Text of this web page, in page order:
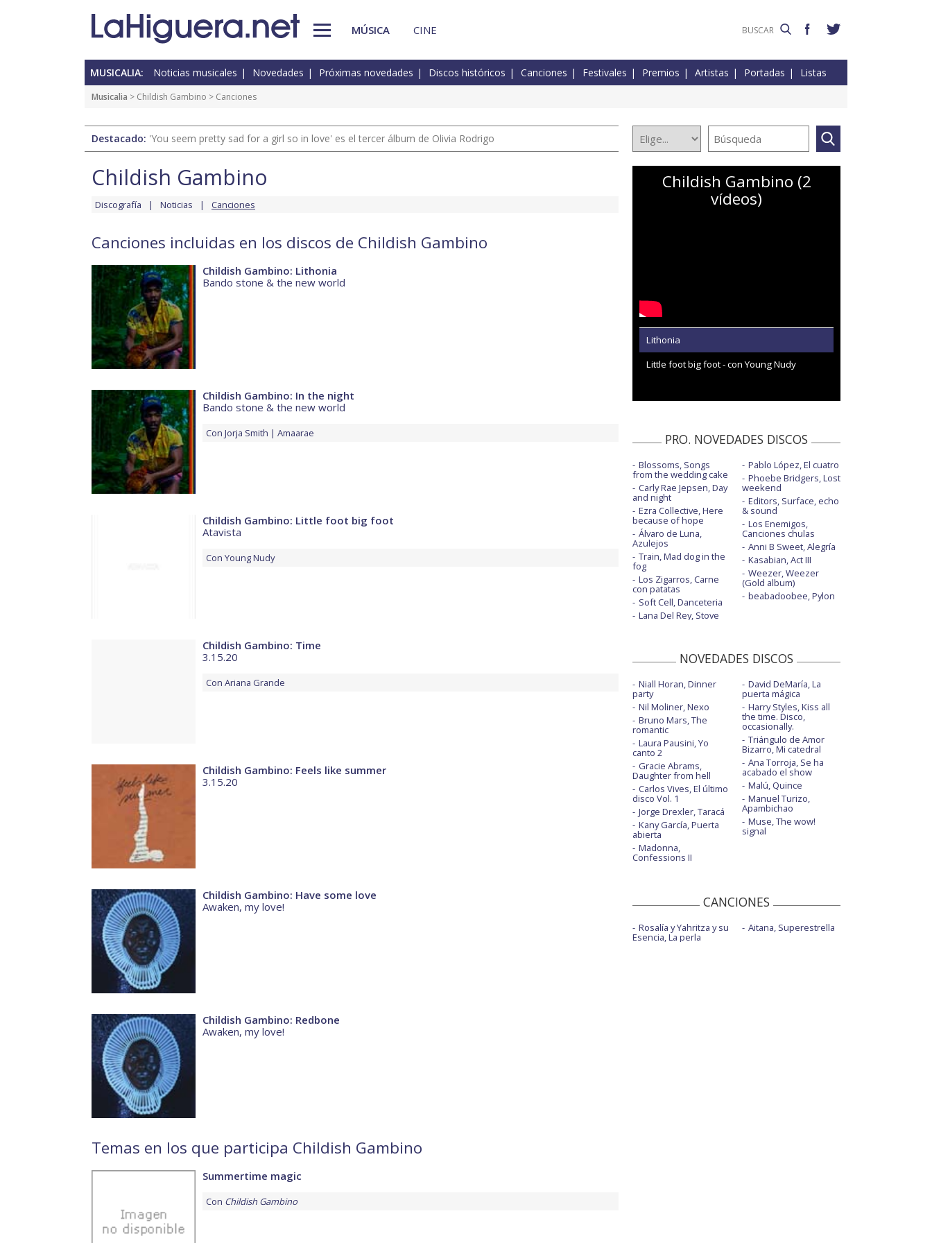
MÚSICA CINE
MUSICALIA: Noticias musicales Novedades Próximas novedades Discos históricos Canciones Festivales Premios Artistas Portadas Listas
Musicalia > Childish Gambino > Canciones
Destacado: 'You seem pretty sad for a girl so in love' es el tercer álbum de Olivia Rodrigo
Childish Gambino
Discografía Noticias Canciones
Canciones incluidas en los discos de Childish Gambino
Childish Gambino: Lithonia
Bando stone & the new world
Childish Gambino: In the night
Bando stone & the new world
Con Jorja Smith Amaarae
Childish Gambino: Little foot big foot
Atavista
Con Young Nudy
Childish Gambino: Time
3.15.20
Con Ariana Grande
Childish Gambino: Feels like summer
3.15.20
Childish Gambino: Have some love
Awaken, my love!
Childish Gambino: Redbone
Awaken, my love!
Temas en los que participa Childish Gambino
Summertime magic
Con Childish Gambino
Childish Gambino (2
vídeos)
Lithonia
Little foot big foot - con Young Nudy
PRO. NOVEDADES DISCOS
Blossoms, Songs
from the wedding cake
Carly Rae Jepsen, Day
and night
Ezra Collective, Here
because of hope
Álvaro de Luna,
Azulejos
Train, Mad dog in the
fog
Los Zigarros, Carne
con patatas
Soft Cell, Danceteria
Lana Del Rey, Stove
Pablo López, El cuatro
Phoebe Bridgers, Lost
weekend
Editors, Surface, echo
& sound
Los Enemigos,
Canciones chulas
Anni B Sweet, Alegría
Kasabian, Act III
Weezer, Weezer
(Gold album)
beabadoobee, Pylon
NOVEDADES DISCOS
Niall Horan, Dinner
party
Nil Moliner, Nexo
Bruno Mars, The
romantic
Laura Pausini, Yo
canto 2
Gracie Abrams,
Daughter from hell
Carlos Vives, El último
disco Vol. 1
Jorge Drexler, Taracá
Kany García, Puerta
abierta
Madonna,
Confessions II
David DeMaría, La
puerta mágica
Harry Styles, Kiss all
the time. Disco,
occasionally.
Triángulo de Amor
Bizarro, Mi catedral
Ana Torroja, Se ha
acabado el show
Malú, Quince
Manuel Turizo,
Apambichao
Muse, The wow!
signal
CANCIONES
Rosalía y Yahritza y su
Esencia, La perla
Aitana, Superestrella